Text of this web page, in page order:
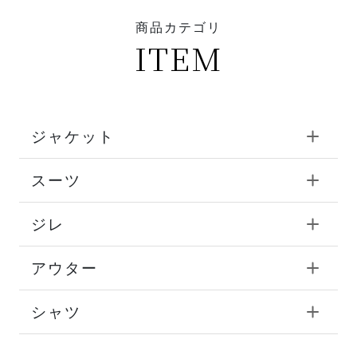
商品カテゴリ
ITEM
ジャケット
スーツ
ジレ
アウター
シャツ